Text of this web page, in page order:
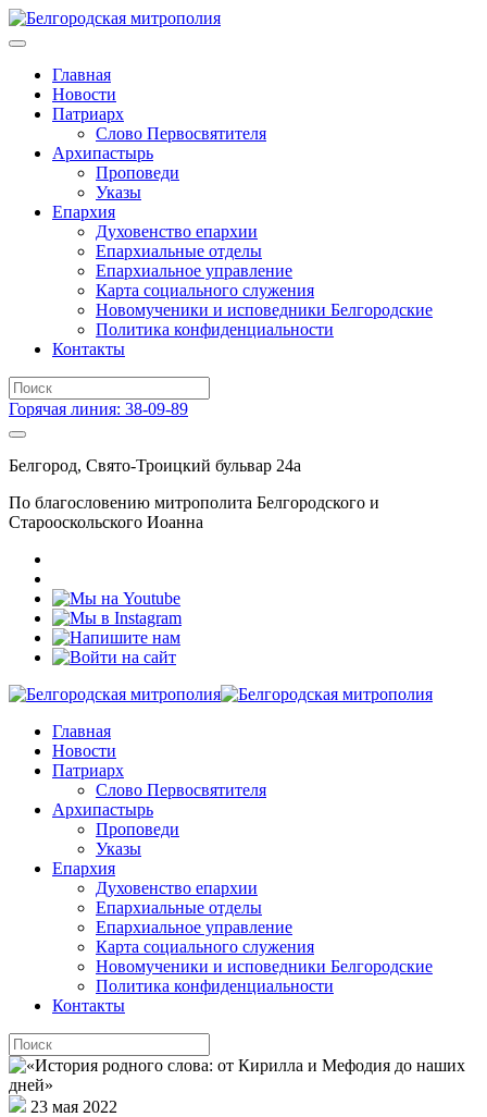
Главная
Новости
Патриарх
Слово Первосвятителя
Архипастырь
Проповеди
Указы
Епархия
Духовенство епархии
Епархиальные отделы
Епархиальное управление
Карта социального служения
Новомученики и исповедники Белгородские
Политика конфиденциальности
Контакты
Горячая линия: 38-09-89
Белгород, Свято-Троицкий бульвар 24а
По благословению митрополита Белгородского и
Старооскольского Иоанна
Главная
Новости
Патриарх
Слово Первосвятителя
Архипастырь
Проповеди
Указы
Епархия
Духовенство епархии
Епархиальные отделы
Епархиальное управление
Карта социального служения
Новомученики и исповедники Белгородские
Политика конфиденциальности
Контакты
23 мая 2022